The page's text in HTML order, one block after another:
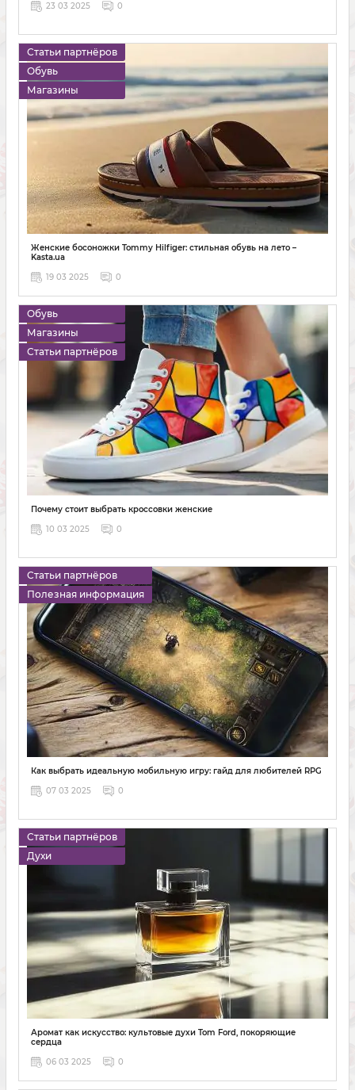
23 03 2025
0
Статьи партнёров
Обувь
Магазины
Женские босоножки Tommy Hilfiger: стильная обувь на лето –
Kasta.ua
19 03 2025
0
Обувь
Магазины
Статьи партнёров
Почему стоит выбрать кроссовки женские
10 03 2025
0
Статьи партнёров
Полезная информация
Как выбрать идеальную мобильную игру: гайд для любителей RPG
07 03 2025
0
Статьи партнёров
Духи
Аромат как искусство: культовые духи Tom Ford, покоряющие
сердца
06 03 2025
0